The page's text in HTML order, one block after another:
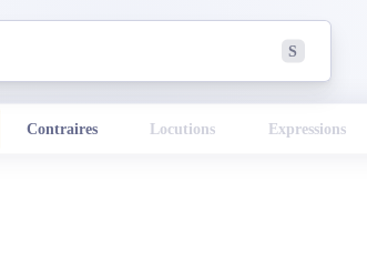
S
Contraires Locutions Expressions